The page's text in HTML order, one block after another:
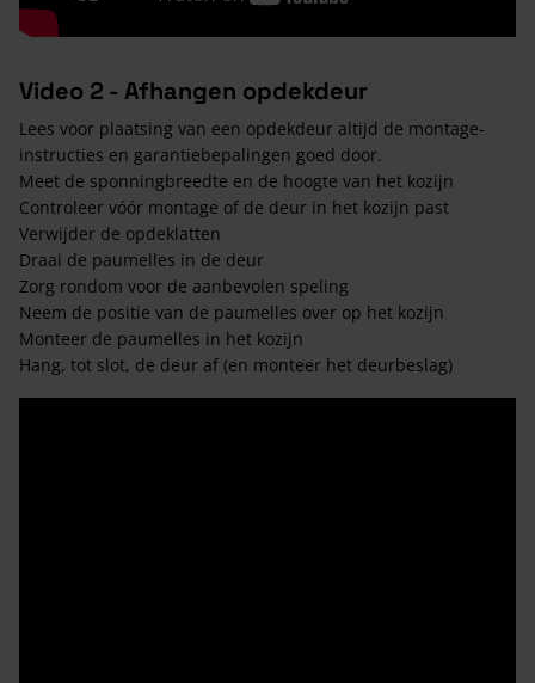
Video 2 - Afhangen opdekdeur
Lees voor plaatsing van een opdekdeur altijd de montage-
instructies en garantiebepalingen goed door.
Meet de sponningbreedte en de hoogte van het kozijn
Controleer vóór montage of de deur in het kozijn past
Verwijder de opdeklatten
Draai de paumelles in de deur
Zorg rondom voor de aanbevolen speling
Neem de positie van de paumelles over op het kozijn
Monteer de paumelles in het kozijn
Hang, tot slot, de deur af (en monteer het deurbeslag)